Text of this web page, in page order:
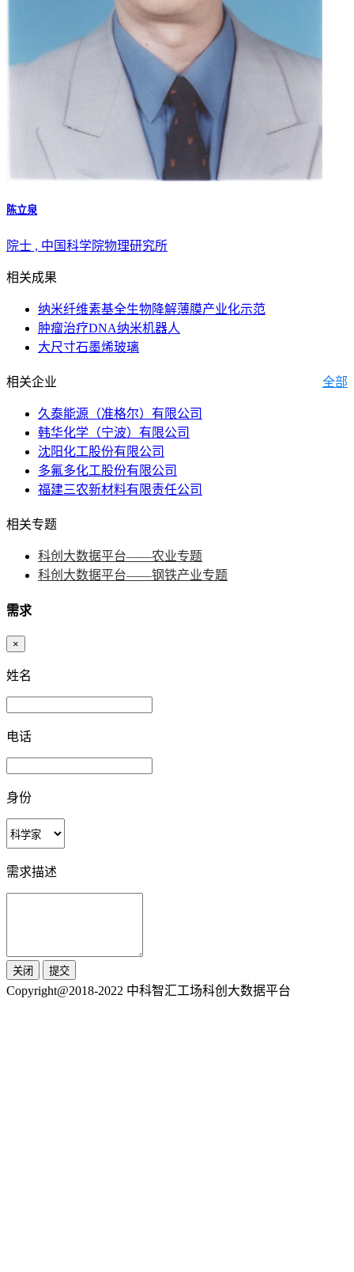
陈立泉
院士 , 中国科学院物理研究所
相关成果
纳米纤维素基全生物降解薄膜产业化示范
肿瘤治疗DNA纳米机器人
大尺寸石墨烯玻璃
相关企业 全部
久泰能源（准格尔）有限公司
韩华化学（宁波）有限公司
沈阳化工股份有限公司
多氟多化工股份有限公司
福建三农新材料有限责任公司
相关专题
科创大数据平台——农业专题
科创大数据平台——钢铁产业专题
需求
×
姓名
电话
身份
需求描述
关闭 提交
Copyright@2018-2022 中科智汇工场科创大数据平台